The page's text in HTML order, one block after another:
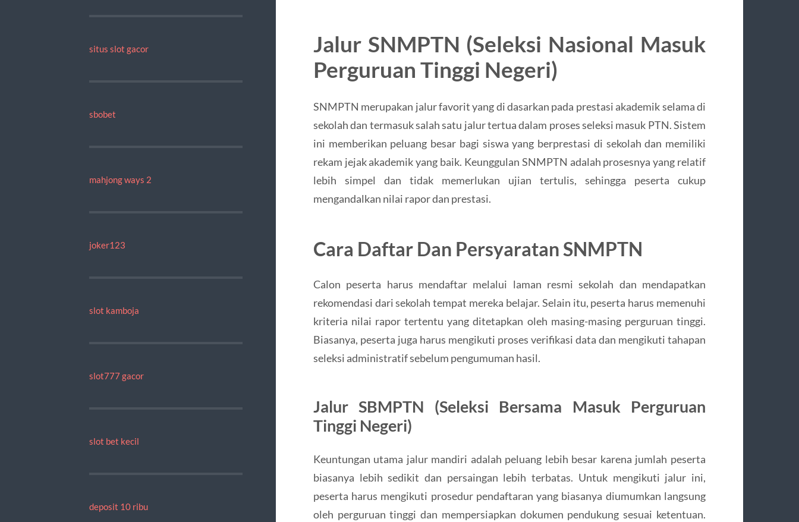
situs slot gacor
sbobet
mahjong ways 2
joker123
slot kamboja
slot777 gacor
slot bet kecil
deposit 10 ribu
Jalur SNMPTN (Seleksi Nasional Masuk
Perguruan Tinggi Negeri)
SNMPTN merupakan jalur favorit yang di dasarkan pada prestasi akademik selama di
sekolah dan termasuk salah satu jalur tertua dalam proses seleksi masuk PTN. Sistem
ini memberikan peluang besar bagi siswa yang berprestasi di sekolah dan memiliki
rekam jejak akademik yang baik. Keunggulan SNMPTN adalah prosesnya yang relatif
lebih simpel dan tidak memerlukan ujian tertulis, sehingga peserta cukup
mengandalkan nilai rapor dan prestasi.
Cara Daftar Dan Persyaratan SNMPTN
Calon peserta harus mendaftar melalui laman resmi sekolah dan mendapatkan
rekomendasi dari sekolah tempat mereka belajar. Selain itu, peserta harus memenuhi
kriteria nilai rapor tertentu yang ditetapkan oleh masing-masing perguruan tinggi.
Biasanya, peserta juga harus mengikuti proses verifikasi data dan mengikuti tahapan
seleksi administratif sebelum pengumuman hasil.
Jalur SBMPTN (Seleksi Bersama Masuk Perguruan
Tinggi Negeri)
Keuntungan utama jalur mandiri adalah peluang lebih besar karena jumlah peserta
biasanya lebih sedikit dan persaingan lebih terbatas. Untuk mengikuti jalur ini,
peserta harus mengikuti prosedur pendaftaran yang biasanya diumumkan langsung
oleh perguruan tinggi dan mempersiapkan dokumen pendukung sesuai ketentuan.